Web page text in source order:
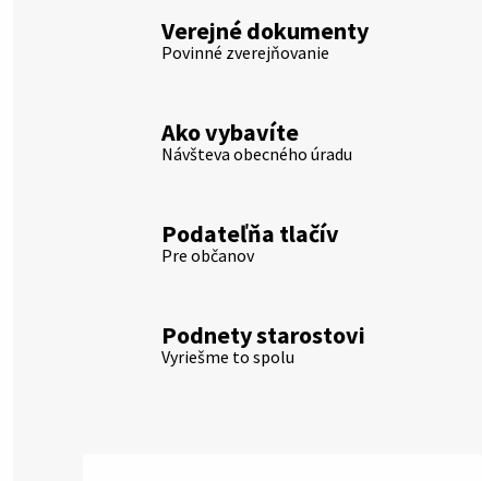
Verejné dokumenty
Povinné zverejňovanie
Ako vybavíte
Návšteva obecného úradu
Podateľňa tlačív
Pre občanov
Podnety starostovi
Vyriešme to spolu